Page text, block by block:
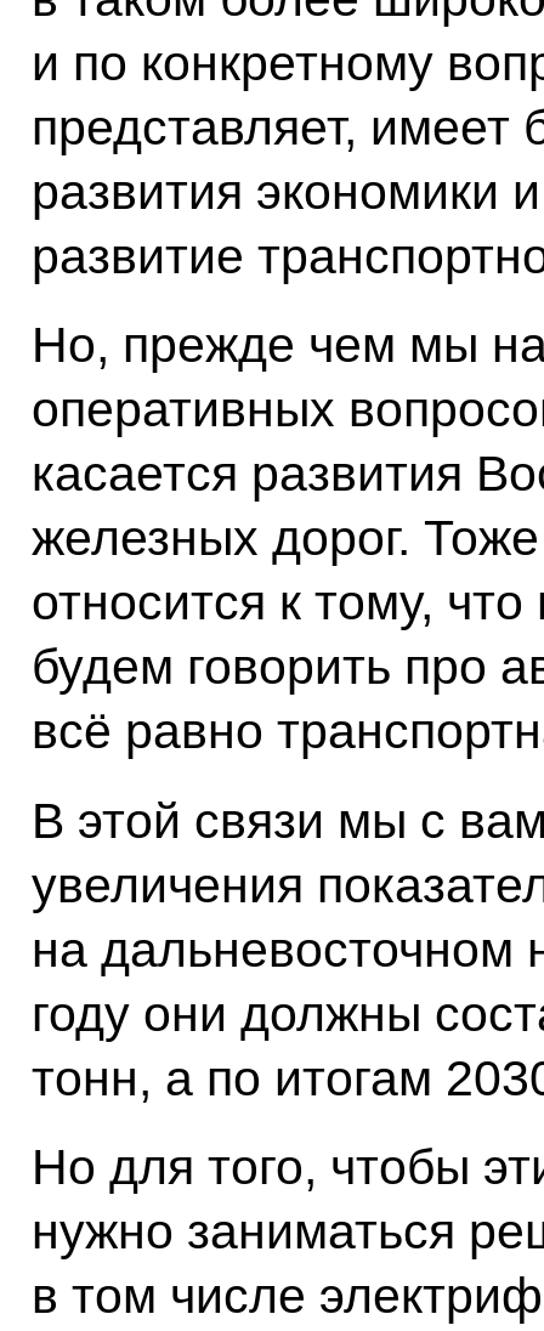
и по конкретному
представляет,
развития экономики
развитие
Но, прежде чем мы
оперативных
касается развития
железных дорог.
относится к тому,
будем говорить про
всё равно
В этой связи мы с
увеличения
на дальневосточном
году они должны
тонн, а по итогам
Но для того, чтобы
нужно заниматься
в том числе